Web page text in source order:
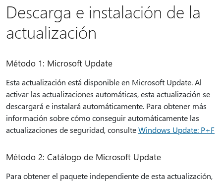
Descarga e instalación de la
actualización
Método 1: Microsoft Update
Esta actualización está disponible en Microsoft Update. Al
activar las actualizaciones automáticas, esta actualización se
descargará e instalará automáticamente. Para obtener más
información sobre cómo conseguir automáticamente las
actualizaciones de seguridad, consulteWindows Update: P+F
Método 2: Catálogo de Microsoft Update
Para obtener el paquete independiente de esta actualización,